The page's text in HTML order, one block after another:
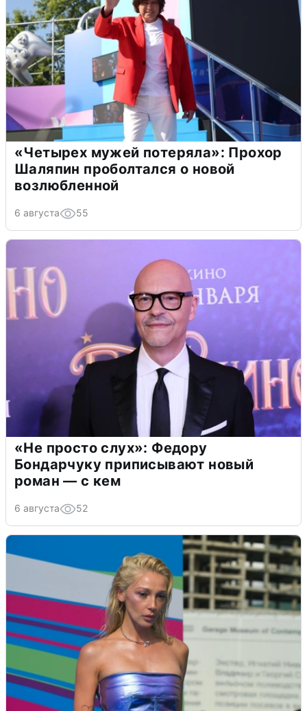
«Четырех мужей потеряла»: Прохор
Шаляпин проболтался о новой
возлюбленной
6 августа 55
«Не просто слух»: Федору
Бондарчуку приписывают новый
роман — с кем
6 августа 52